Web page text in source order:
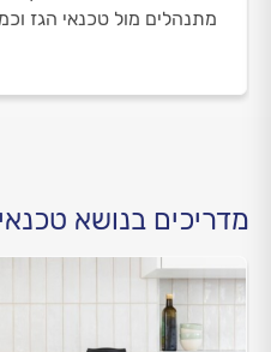
מתנהלים מול טכנאי הגז
מדריכים בנושא